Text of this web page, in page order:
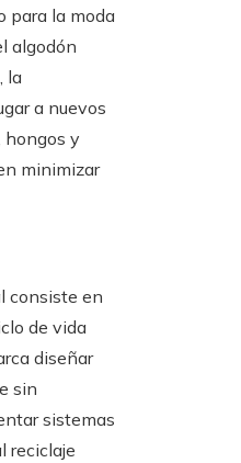
para la moda
algodón
la
a nuevos
hongos y
minimizar
consiste en
de vida
diseñar
sin
sistemas
reciclaje